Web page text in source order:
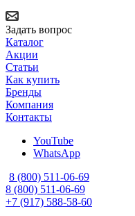
Задать вопрос
Каталог
Акции
Статьи
Как купить
Бренды
Компания
Контакты
YouTube
WhatsApp
8 (800) 511-06-69
8 (800) 511-06-69
+7 (917) 588-58-60